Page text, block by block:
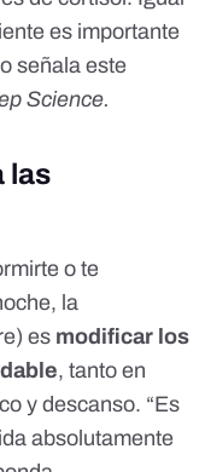
es importante
señala este
Science.
las
o te
la
es modificar los
, tanto en
y descanso. “Es
absolutamente